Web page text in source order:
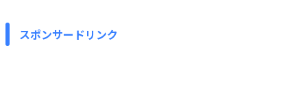
スポンサードリンク